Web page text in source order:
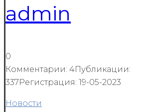
admin
0
Комментарии: 4Публикации:
337Регистрация: 19-05-2023
Новости